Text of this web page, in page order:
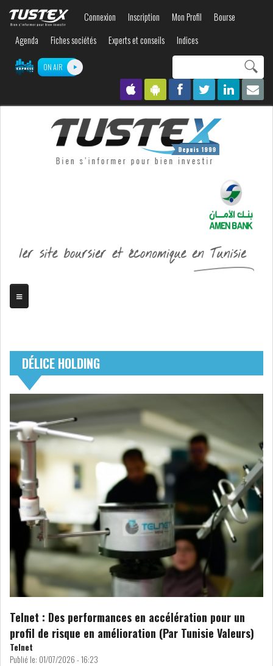
contenu
Connexion Inscription Mon Profil
Bourse
Agenda
Fiches sociétés Experts et conseils Indices
ON AIR
recherche
BOURSE
ASSEMBLÉES BILANS
COMPTES PROVISOIRES DIVIDENDES
EMPRUNTS
OBLIGATAIRES
FUSIONS &
ACQUISITIONS
INTRODUCTIONS
OPÉRATIONS SUR
TITRES
NOMINATIONS NOTATION
INDICATEURS
DIVERS
DÉLICE HOLDING
Telnet : Des performances en accélération pour un
profil de risque en amélioration (Par Tunisie Valeurs)
Telnet
Publié le: 01/07/2026 - 16:23